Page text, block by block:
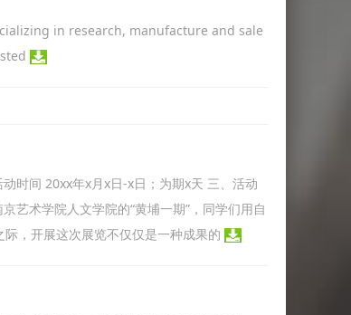
in research, manufacture and sale
时间 20xx年x月x日-x日；为期x天 三、活动
艺术学院人文学院的“黄埔一期”，同学们用自
，开展这次展览不仅仅是一种成果的